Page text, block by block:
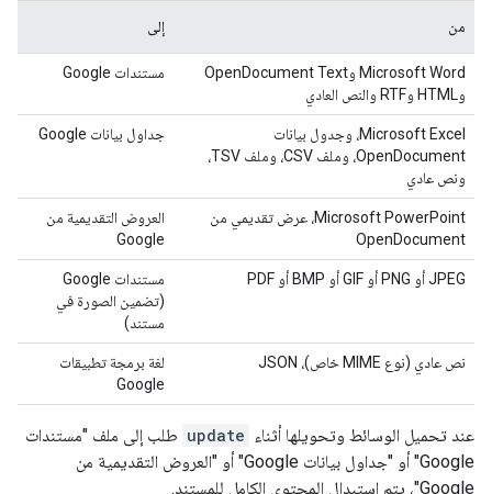
من إلى
Microsoft Word وOpenDocument Text
وHTML وRTF والنص العادي
مستندات Google
‫Microsoft Excel، وجدول بيانات
OpenDocument، وملف CSV، وملف TSV،
ونص عادي
جداول بيانات Google
‫Microsoft PowerPoint، عرض تقديمي من
OpenDocument
العروض التقديمية من
Google
‫JPEG أو PNG أو GIF أو BMP أو PDF
مستندات Google
(تضمين الصورة في
مستند)
نص عادي (نوع MIME خاص)، JSON
لغة برمجة تطبيقات
Google
عند تحميل الوسائط وتحويلها أثناء update طلب إلى ملف "مستندات
Google" أو "جداول بيانات Google" أو "العروض التقديمية من
Google"، يتم استبدال المحتوى الكامل للمستند.